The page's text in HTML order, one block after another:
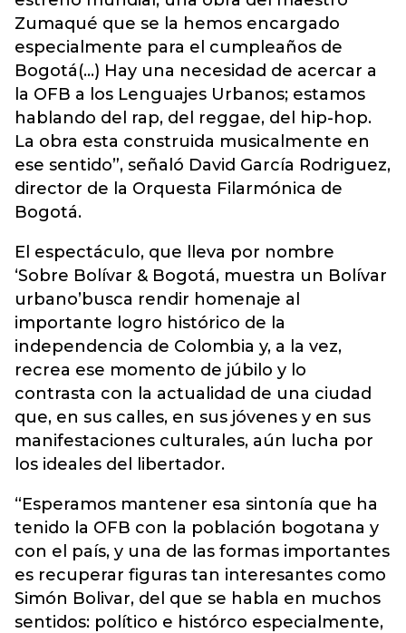
Zumaqué que se la hemos encargado
especialmente para el cumpleaños de
Bogotá(...) Hay una necesidad de acercar a
la OFB a los Lenguajes Urbanos; estamos
hablando del rap, del reggae, del hip-hop.
La obra esta construida musicalmente en
ese sentido”, señaló David García Rodriguez,
director de la Orquesta Filarmónica de
Bogotá.
El espectáculo, que lleva por nombre
‘Sobre Bolívar & Bogotá, muestra un Bolívar
urbano’busca rendir homenaje al
importante logro histórico de la
independencia de Colombia y, a la vez,
recrea ese momento de júbilo y lo
contrasta con la actualidad de una ciudad
que, en sus calles, en sus jóvenes y en sus
manifestaciones culturales, aún lucha por
los ideales del libertador.
“Esperamos mantener esa sintonía que ha
tenido la OFB con la población bogotana y
con el país, y una de las formas importantes
es recuperar figuras tan interesantes como
Simón Bolivar, del que se habla en muchos
sentidos: político e histórco especialmente,